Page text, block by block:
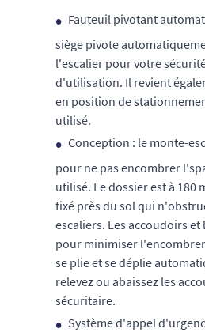
Fauteuil pivotant
siège pivote
l'escalier pour votre
d'utilisation. Il revient
en position de
utilisé.
Conception : le monte-
pour ne pas encombrer
utilisé. Le dossier est à 180
fixé près du sol qui
escaliers. Les accoudoirs
pour minimiser
se plie et se déplie
relevez ou abaissez les
sécuritaire.
Système d'appel